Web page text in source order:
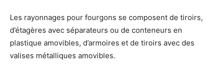
Les rayonnages pour fourgons se composent de tiroirs,
d’étagères avec séparateurs ou de conteneurs en
plastique amovibles, d’armoires et de tiroirs avec des
valises métalliques amovibles.